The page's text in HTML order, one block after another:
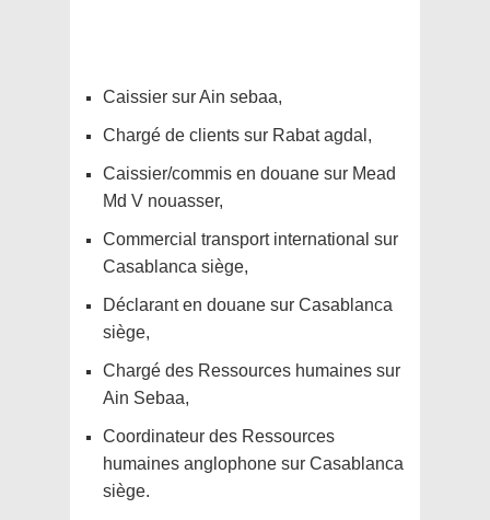
Caissier sur Ain sebaa,
Chargé de clients sur Rabat agdal,
Caissier/commis en douane sur Mead
Md V nouasser,
Commercial transport international sur
Casablanca siège,
Déclarant en douane sur Casablanca
siège,
Chargé des Ressources humaines sur
Ain Sebaa,
Coordinateur des Ressources
humaines anglophone sur Casablanca
siège.